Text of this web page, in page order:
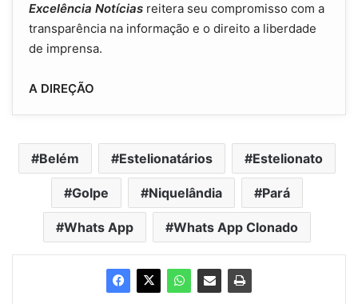
Excelência Notícias reitera seu compromisso com a
transparência na informação e o direito a liberdade
de imprensa.
A DIREÇÃO
Belém Estelionatários Estelionato
Golpe Niquelândia Pará
Whats App Whats App Clonado